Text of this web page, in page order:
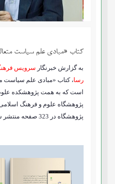
کتاب «مبادی علم سیاست
به گزارش خبرنگار سرویس
رسا، کتاب «مبادی علم سیاست
است که به همت پژوهشکده
پژوهشگاه علوم و فرهنگ
پژوهشگاه در 323 صفحه منتشر شد.